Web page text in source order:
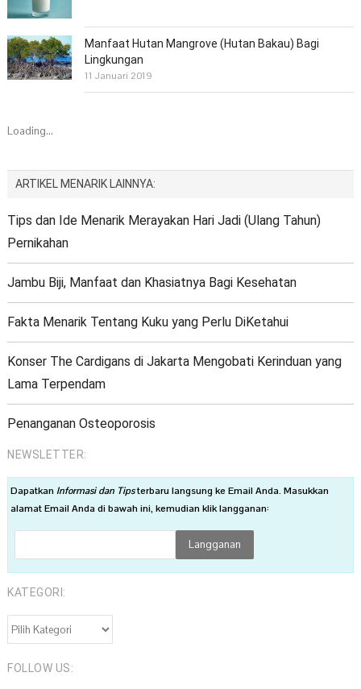
Manfaat Hutan Mangrove (Hutan Bakau) Bagi
Lingkungan
11 Januari 2019
Loading...
ARTIKEL MENARIK LAINNYA:
Tips dan Ide Menarik Merayakan Hari Jadi (Ulang Tahun)
Pernikahan
Jambu Biji, Manfaat dan Khasiatnya Bagi Kesehatan
Fakta Menarik Tentang Kuku yang Perlu DiKetahui
Konser The Cardigans di Jakarta Mengobati Kerinduan yang
Lama Terpendam
Penanganan Osteoporosis
NEWSLETTER:
DapatkanInformasi dan Tipsterbaru langsung ke Email Anda. Masukkan
alamat Email Anda di bawah ini, kemudian klik langganan:
KATEGORI:
KATEGORI:
FOLLOW US: